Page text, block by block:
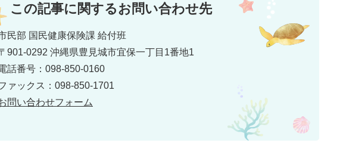
この記事に関するお問い合わせ先
民部 国民健康保険課 給付班
901-0292 沖縄県豊見城市宜保一丁目1番地1
話番号：098-850-0160
ァックス：098-850-1701
問い合わせフォーム